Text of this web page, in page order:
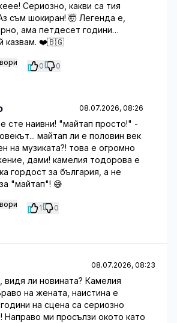
Сериозно, какви са тия
съм шокиран! 🤯 Легенда е,
ама петдесет години…
казвам. ❤️🇧🇬
0 0
08.07.2026, 08:26
сте наивни! "майтап просто!" -
майтап ли е половин век
на музиката?! това е огромно
дами! камелия тодорова е
гордост за българия, а не
"майтап"! 😅
1 0
08.07.2026, 08:23
видя ли новината? Камелия
на жената, наистина е
на сцена са сериозно
Направо ми просълзи окото като